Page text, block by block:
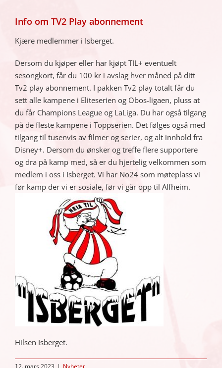
Info om TV2 Play abonnement
Kjære medlemmer i Isberget.
Dersom du kjøper eller har kjøpt TIL+ eventuelt
sesongkort, får du 100 kr i avslag hver måned på ditt
Tv2 play abonnement. I pakken Tv2 play totalt får du
sett alle kampene i Eliteserien og Obos-ligaen, pluss at
du får Champions League og LaLiga. Du har også tilgang
på de fleste kampene i Toppserien. Det følges også med
tilgang til tusenvis av filmer og serier, og alt innhold fra
Disney+. Dersom du ønsker og treffe flere supportere
og dra på kamp med, så er du hjertelig velkommen som
medlem i oss i Isberget. Vi har No24 som møteplass vi
før kamp der vi er sosiale, før vi går opp til Alfheim.
Hilsen Isberget.
12. mars 2023 | Nyheter